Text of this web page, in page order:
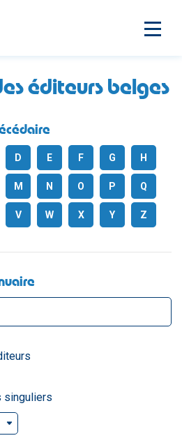
éditeurs belges
D E F G H
M N O P Q
V W X Y Z
singuliers